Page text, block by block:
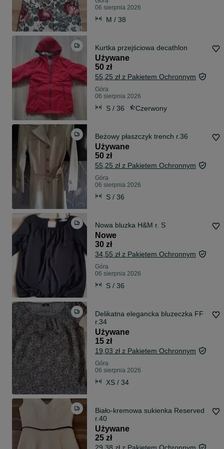
06 sierpnia 2026
M / 38
Kurtka przejściowa decathlon
Używane
50 zł
55,25 zł z Pakietem Ochronnym
Góra
06 sierpnia 2026
S / 36 Czerwony
Beżowy płaszczyk trench r.36
Używane
50 zł
55,25 zł z Pakietem Ochronnym
Góra
06 sierpnia 2026
S / 36
Nowa bluzka H&M r. S
Nowe
30 zł
34,55 zł z Pakietem Ochronnym
Góra
06 sierpnia 2026
S / 36
Delikatna elegancka bluzeczka FF
r.34
Używane
15 zł
19,03 zł z Pakietem Ochronnym
Góra
06 sierpnia 2026
XS / 34
Biało-kremowa sukienka Reserved
r.40
Używane
25 zł